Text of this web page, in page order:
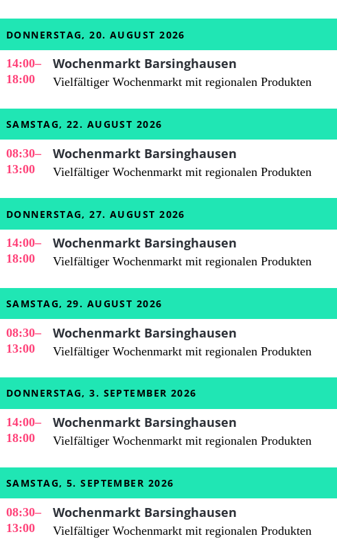
DONNERSTAG, 20. AUGUST 2026
14:00–
18:00
Wochenmarkt Barsinghausen
Vielfältiger Wochenmarkt mit regionalen Produkten
SAMSTAG, 22. AUGUST 2026
08:30–
13:00
Wochenmarkt Barsinghausen
Vielfältiger Wochenmarkt mit regionalen Produkten
DONNERSTAG, 27. AUGUST 2026
14:00–
18:00
Wochenmarkt Barsinghausen
Vielfältiger Wochenmarkt mit regionalen Produkten
SAMSTAG, 29. AUGUST 2026
08:30–
13:00
Wochenmarkt Barsinghausen
Vielfältiger Wochenmarkt mit regionalen Produkten
DONNERSTAG, 3. SEPTEMBER 2026
14:00–
18:00
Wochenmarkt Barsinghausen
Vielfältiger Wochenmarkt mit regionalen Produkten
SAMSTAG, 5. SEPTEMBER 2026
08:30–
13:00
Wochenmarkt Barsinghausen
Vielfältiger Wochenmarkt mit regionalen Produkten